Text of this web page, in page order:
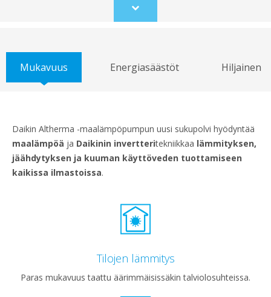
Scroll
to
Mukavuus Energiasäästöt Hiljainen
Daikin Altherma -maalämpöpumpun uusi sukupolvi hyödyntää
maalämpöä ja Daikinin invertteritekniikkaa lämmityksen,
jäähdytyksen ja kuuman käyttöveden tuottamiseen
kaikissa ilmastoissa.
Tilojen lämmitys
Paras mukavuus taattu äärimmäisissäkin talviolosuhteissa.